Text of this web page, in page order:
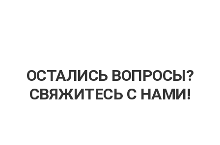
ОСТАЛИСЬ ВОПРОСЫ?
СВЯЖИТЕСЬ С НАМИ!